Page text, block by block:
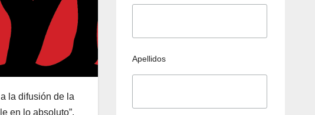
la difusión de la
en lo absoluto”.
Apellidos